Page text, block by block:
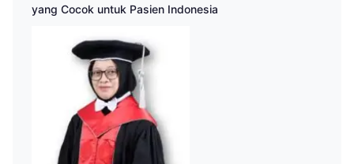
yang Cocok untuk Pasien Indonesia